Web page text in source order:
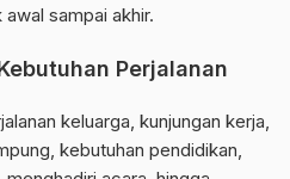
sampai akhir.
Perjalanan
keluarga, kunjungan kerja,
kebutuhan pendidikan,